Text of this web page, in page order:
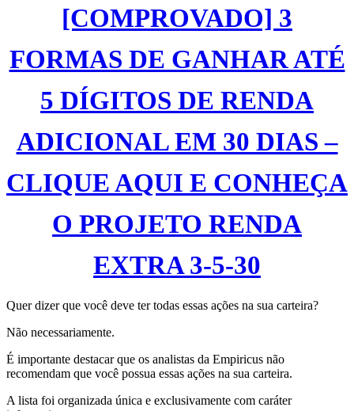
[COMPROVADO] 3
FORMAS DE GANHAR ATÉ
5 DÍGITOS DE RENDA
ADICIONAL EM 30 DIAS –
CLIQUE AQUI E CONHEÇA
O PROJETO RENDA
EXTRA 3-5-30
Quer dizer que você deve ter todas essas ações na sua carteira?
Não necessariamente.
É importante destacar que os analistas da Empiricus não
recomendam que você possua essas ações na sua carteira.
A lista foi organizada única e exclusivamente com caráter